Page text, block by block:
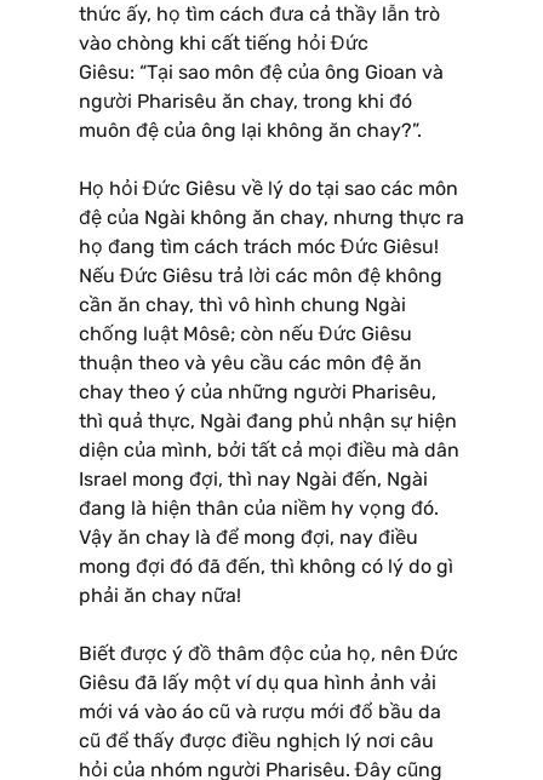
thức ấy, họ tìm cách đưa cả thầy lẫn trò
vào chòng khi cất tiếng hỏi Đức
Giêsu: “Tại sao môn đệ của ông Gioan và
người Pharisêu ăn chay, trong khi đó
muôn đệ của ông lại không ăn chay?”.
Họ hỏi Đức Giêsu về lý do tại sao các môn
đệ của Ngài không ăn chay, nhưng thực ra
họ đang tìm cách trách móc Đức Giêsu!
Nếu Đức Giêsu trả lời các môn đệ không
cần ăn chay, thì vô hình chung Ngài
chống luật Môsê; còn nếu Đức Giêsu
thuận theo và yêu cầu các môn đệ ăn
chay theo ý của những người Pharisêu,
thì quả thực, Ngài đang phủ nhận sự hiện
diện của mình, bởi tất cả mọi điều mà dân
Israel mong đợi, thì nay Ngài đến, Ngài
đang là hiện thân của niềm hy vọng đó.
Vậy ăn chay là để mong đợi, nay điều
mong đợi đó đã đến, thì không có lý do gì
phải ăn chay nữa!
Biết được ý đồ thâm độc của họ, nên Đức
Giêsu đã lấy một ví dụ qua hình ảnh vải
mới vá vào áo cũ và rượu mới đổ bầu da
cũ để thấy được điều nghịch lý nơi câu
hỏi của nhóm người Pharisêu. Đây cũng